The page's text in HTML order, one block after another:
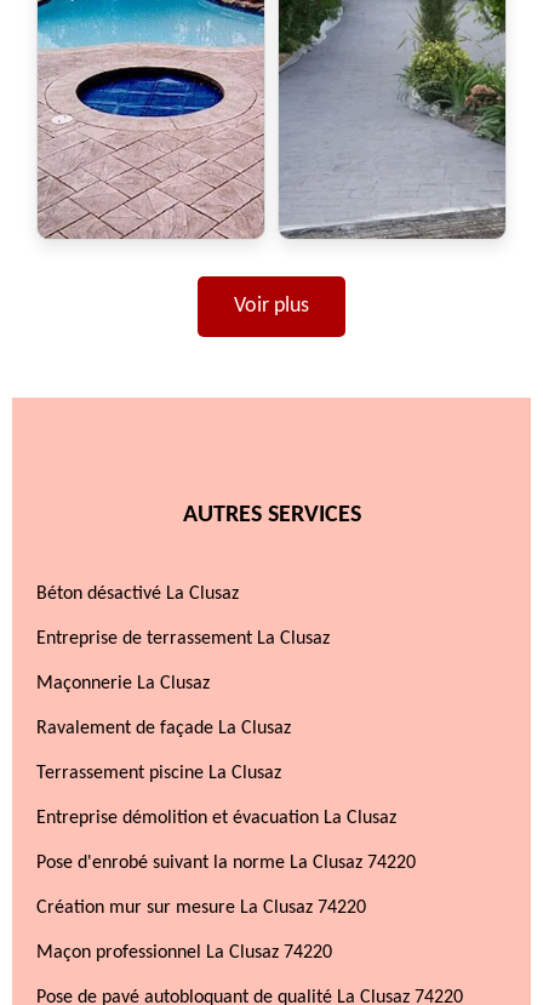
Voir plus
AUTRES SERVICES
Béton désactivé La Clusaz
Entreprise de terrassement La Clusaz
Maçonnerie La Clusaz
Ravalement de façade La Clusaz
Terrassement piscine La Clusaz
Entreprise démolition et évacuation La Clusaz
Pose d'enrobé suivant la norme La Clusaz 74220
Création mur sur mesure La Clusaz 74220
Maçon professionnel La Clusaz 74220
Pose de pavé autobloquant de qualité La Clusaz 74220